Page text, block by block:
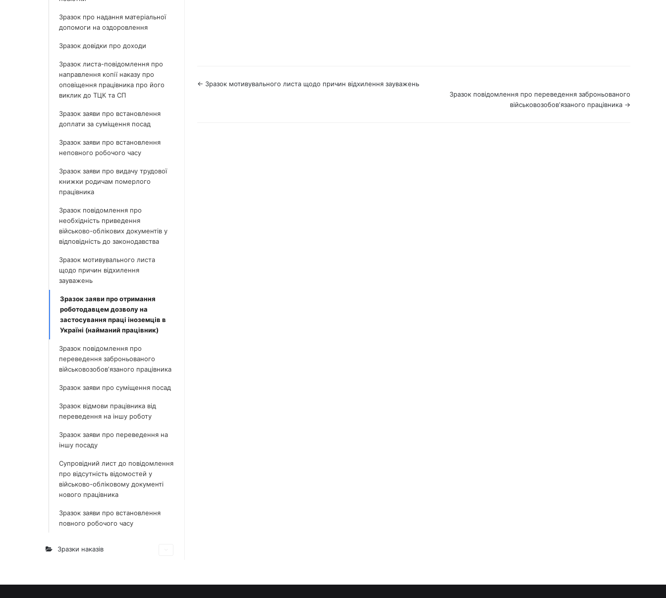
Зразок про надання матеріальної
допомоги на оздоровлення
Зразок довідки про доходи
Зразок листа-повідомлення про
направлення копії наказу про
оповіщення працівника про його
виклик до ТЦК та СП
Зразок заяви про встановлення
доплати за суміщення посад
Зразок заяви про встановлення
неповного робочого часу
Зразок заяви про видачу трудової
книжки родичам померлого
працівника
Зразок повідомлення про
необхідність приведення
військово-облікових документів у
відповідність до законодавства
Зразок мотивувального листа
щодо причин відхилення
зауважень
Зразок заяви про отримання
роботодавцем дозволу на
застосування праці іноземців в
Україні (найманий працівник)
Зразок повідомлення про
переведення заброньованого
військовозобовʼязаного працівника
Зразок заяви про суміщення посад
Зразок відмови працівника від
переведення на іншу роботу
Зразок заяви про переведення на
іншу посаду
Супровідний лист до повідомлення
про відсутність відомостей у
військово-обліковому документі
нового працівника
Зразок заяви про встановлення
повного робочого часу
Зразки наказів
Навігація
← Зразок мотивувального листа щодо причин відхилення зауважень
Зразок повідомлення про переведення заброньованого
військовозобовʼязаного працівника →